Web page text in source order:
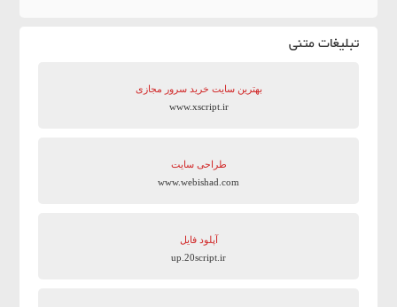
تبلیغات متنی
بهترین سایت‌ خرید سرور مجازی
www.xscript.ir
طراحی سایت
www.webishad.com
آپلود فایل
up.20script.ir